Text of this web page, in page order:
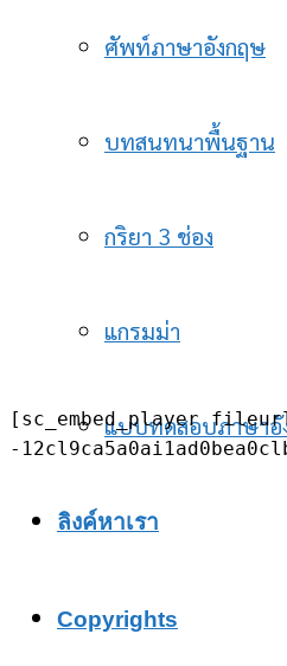
ศัพท์ภาษาอังกฤษ
บทสนทนาพื้นฐาน
กริยา 3 ช่อง
แกรมม่า
แบบทดสอบภาษาอั
ลิงค์หาเรา
Copyrights
[sc_embed_player
-